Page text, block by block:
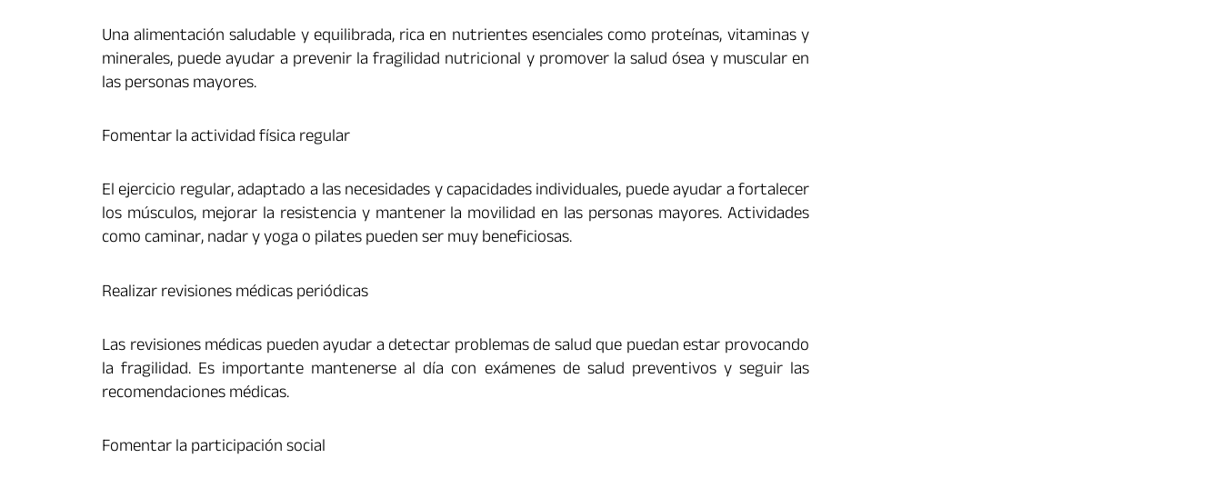
Una alimentación saludable y equilibrada, rica en nutrientes esenciales como proteínas, vitaminas y
minerales, puede ayudar a prevenir la fragilidad nutricional y promover la salud ósea y muscular en
las personas mayores.
Fomentar la actividad física regular
El ejercicio regular, adaptado a las necesidades y capacidades individuales, puede ayudar a fortalecer
los músculos, mejorar la resistencia y mantener la movilidad en las personas mayores. Actividades
como caminar, nadar y yoga o pilates pueden ser muy beneficiosas.
Realizar revisiones médicas periódicas
Las revisiones médicas pueden ayudar a detectar problemas de salud que puedan estar provocando
la fragilidad. Es importante mantenerse al día con exámenes de salud preventivos y seguir las
recomendaciones médicas.
Fomentar la participación social